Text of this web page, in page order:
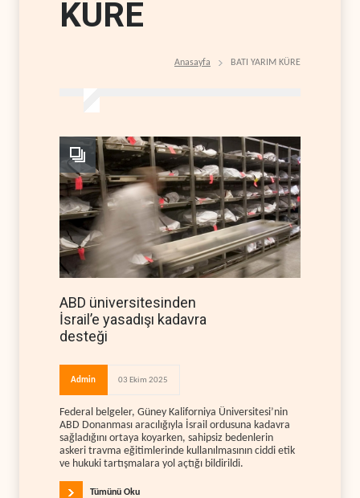
KÜRE
Anasayfa BATI YARIM KÜRE
ABD üniversitesinden
İsrail’e yasadışı kadavra
desteği
Admin 03 Ekim 2025
Federal belgeler, Güney Kaliforniya Üniversitesi’nin
ABD Donanması aracılığıyla İsrail ordusuna kadavra
sağladığını ortaya koyarken, sahipsiz bedenlerin
askeri travma eğitimlerinde kullanılmasının ciddi etik
ve hukuki tartışmalara yol açtığı bildirildi.
Tümünü Oku